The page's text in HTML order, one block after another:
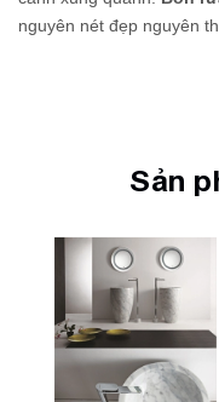
nguyên nét đẹp nguyên
Sản